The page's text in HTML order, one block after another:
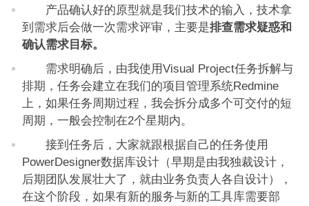
产品确认好的原型就是我们技术的输入，技术拿
到需求后会做一次需求评审，主要是排查需求疑惑和
确认需求目标。
需求明确后，由我使用Visual Project任务拆解与
排期，任务会建立在我们的项目管理系统Redmine
上，如果任务周期过程，我会拆分成多个可交付的短
周期，一般会控制在2个星期内。
接到任务后，大家就跟根据自己的任务使用
PowerDesigner数据库设计（早期是由我独裁设计，
后期团队发展壮大了，就由业务负责人各自设计），
在这个阶段，如果有新的服务与新的工具库需要部